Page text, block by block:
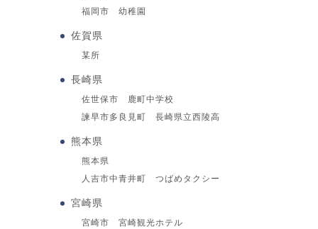
福岡市 幼稚園
佐賀県
某所
長崎県
佐世保市 鹿町中学校
諫早市多良見町 長崎県立西陵高
熊本県
熊本県
人吉市中青井町 つばめタクシー
宮崎県
宮崎市 宮崎観光ホテル